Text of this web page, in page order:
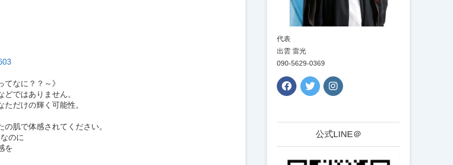
てなに？？～》
ではありません。
だけの輝く可能性。
肌で体感されてください。
のに
を
代表
出雲 雷光
090-5629-0369
公式LINE＠